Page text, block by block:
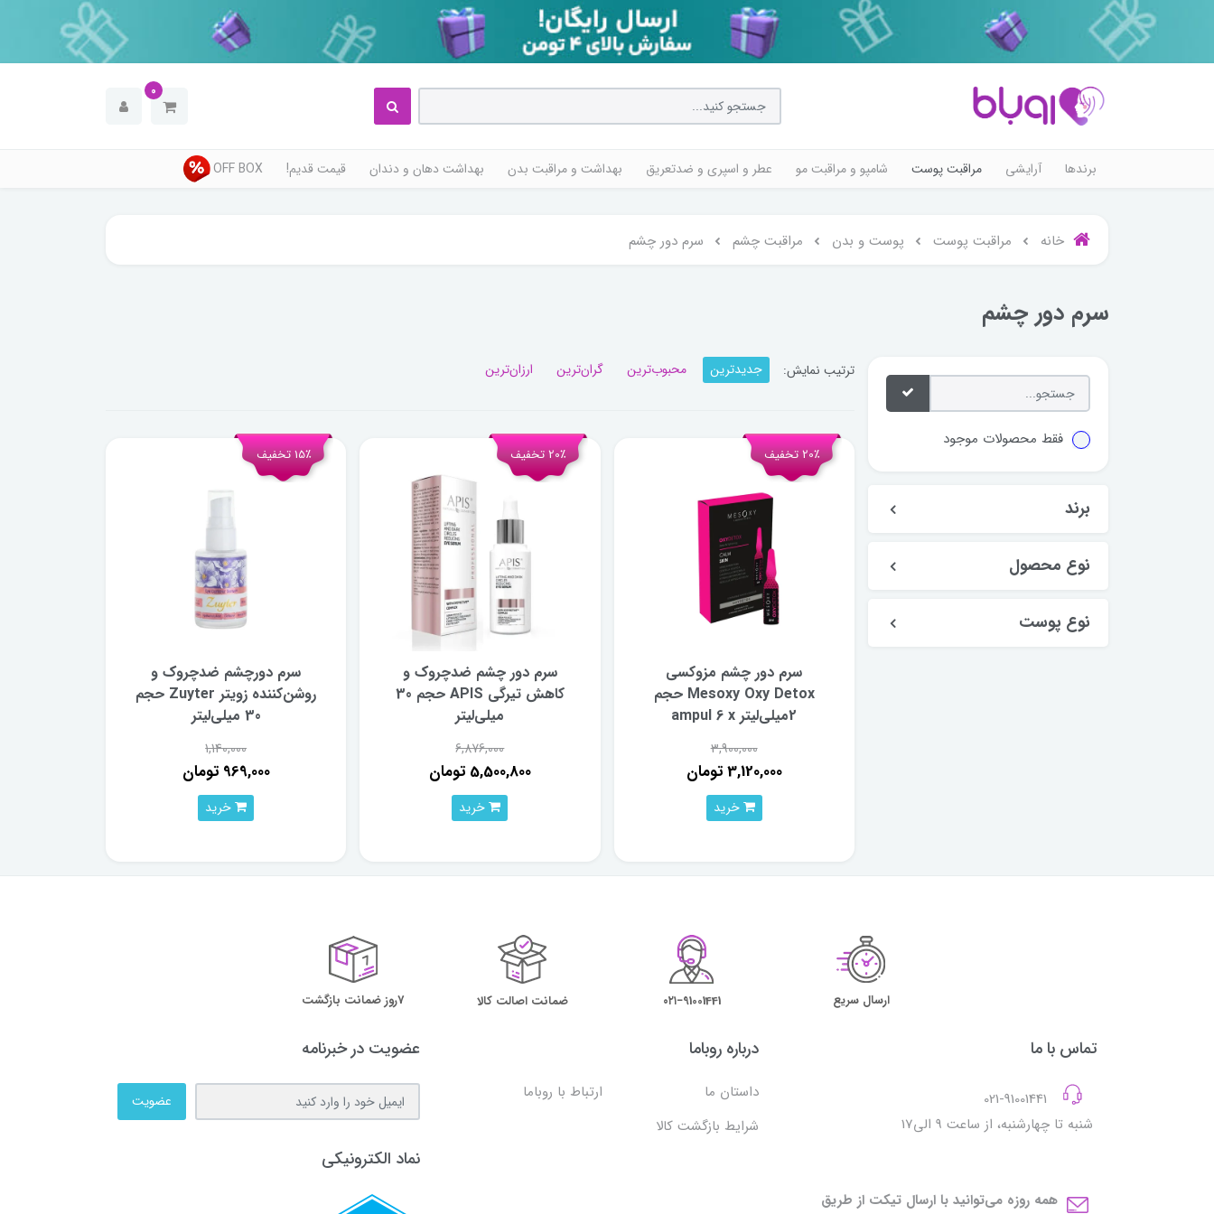
0
برندها آرایشی مراقبت پوست شامپو و مراقبت مو عطر و اسپری و ضدتعریق بهداشت و مراقبت بدن بهداشت دهان و دندان قیمت قدیم! OFF BOX
خانه مراقبت پوست پوست و بدن مراقبت چشم سرم دور چشم
سرم دور چشم
فقط محصولات موجود
برند
نوع محصول
نوع پوست
ترتیب نمایش: جدیدترین محبوب‌ترین گران‌ترین ارزان‌ترین
سرم دور چشم مزوکسی
Mesoxy Oxy Detox حجم
2میلی‌لیتر ampul 6 x
3,900,000
3,120,000 تومان
20٪ تخفیف
خرید
سرم دور چشم ضدچروک و
کاهش تیرگی APIS حجم 30
میلی‌لیتر
6,876,000
5,500,800 تومان
20٪ تخفیف
خرید
سرم دورچشم ضدچروک و
روشن‌کننده زویتر Zuyter حجم
30 میلی‌لیتر
1,140,000
969,000 تومان
15٪ تخفیف
خرید
ارسال سریع ۰۲۱−91001441 ضمانت اصالت کالا 7روز ضمانت بازگشت
تماس با ما
شنبه تا چهارشنبه، از ساعت 9 الی17
همه روزه می‌توانید با ارسال تیکت از طریق
درباره روباما
داستان ما
ارتباط با روباما
شرایط بازگشت کالا
عضویت در خبرنامه
عضویت
نماد الکترونیکی